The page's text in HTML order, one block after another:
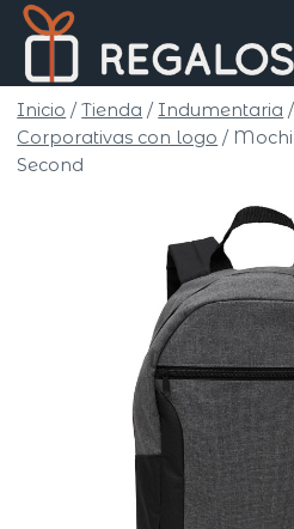
Saltar
contenido
Inicio / Tienda / Indumentaria /
Corporativas con logo /
Second